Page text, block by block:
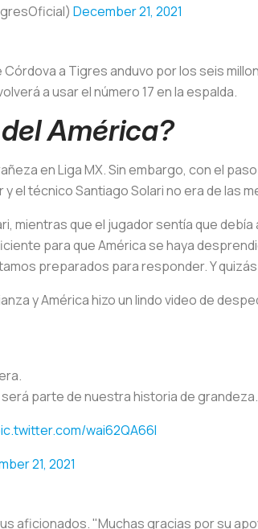
December 21, 2021
a Tigres anduvo por los seis
a usar el número 17 en la espalda.
América?
en Liga MX. Sin embargo, con el
el técnico Santiago Solari no era de las
mientras que el jugador sentía que
para que América se haya
preparados para responder. Y
y América hizo un lindo video de
parte de nuestra historia de grandeza.
wai62QA66I
21, 2021
aficionados. "Muchas gracias por su